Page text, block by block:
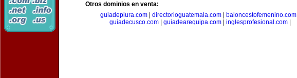
Otros dominios en venta:
guiadepiura.com
directorioguatemala.com baloncestofemenino.com
guiadecusco.com| guiadearequipa.com| inglesprofesional.com|